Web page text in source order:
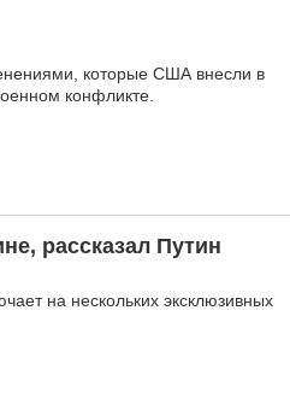
которые США внесли в
конфликте.
рассказал Путин
на нескольких эксклюзивных